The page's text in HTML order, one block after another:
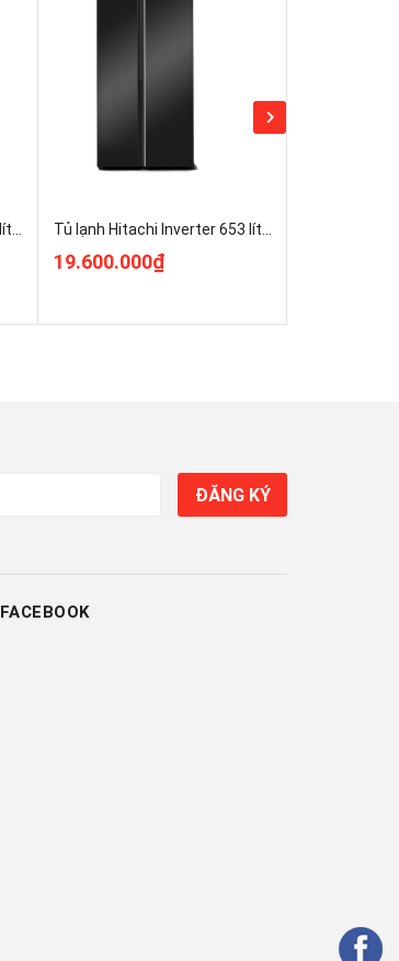
Tủ lạnh Hitachi Inverter 409 lít HRTN6443SAGMGVN Nguyên Seal Tủ lạnh Hitachi Inverter 653 lít HRSN9713ESAUVN Nguyên Seal
19.600.000₫
ĐĂNG KÝ
FACEBOOK